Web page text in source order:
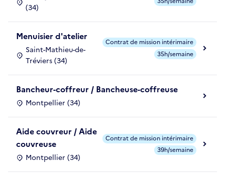
(34)
Menuisier d'atelier
Saint-Mathieu-de-
Tréviers (34)
Contrat de mission intérimaire
35h/semaine
Bancheur-coffreur / Bancheuse-coffreuse
Montpellier (34)
Aide couvreur / Aide
couvreuse
Montpellier (34)
Contrat de mission intérimaire
39h/semaine